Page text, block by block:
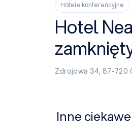
Hotele konferencyjne
Hotel
Zdrojowa 34, 87-720
Inne